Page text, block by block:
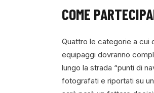
COME
Quattro le categorie a cui
equipaggi dovranno
lungo la strada “punti di
fotografati e riportati su